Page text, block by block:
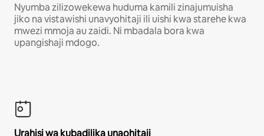
Nyumba zilizowekewa huduma kamili zinajumuisha
jiko na vistawishi unavyohitaji ili uishi kwa starehe kwa
mwezi mmoja au zaidi. Ni mbadala bora kwa
upangishaji mdogo.
Urahisi wa kubadilika unaohitaji